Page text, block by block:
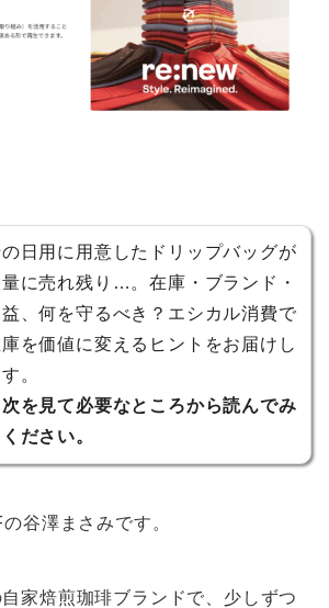
日用に用意したドリップバッグが
に売れ残り…。在庫・ブランド・
、何を守るべき？エシカル消費で
を価値に変えるヒントをお届けし
。
次を見て必要なところから読んでみ
ださい。
谷澤まさみです。
家焙煎珈琲ブランドで、少しずつ